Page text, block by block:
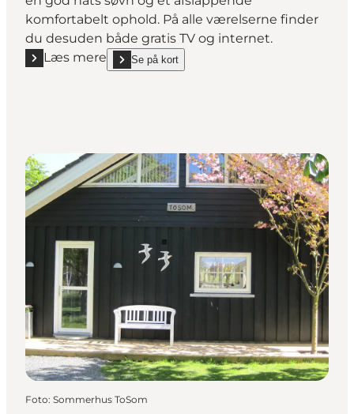
komfortabelt ophold. På alle værelserne finder
du desuden både gratis TV og internet.
Læs mere
Læs mere "Hvide Sande Hotel"
Se på kort
show Hvide Sande Hotel on_map
Foto: Sommerhus ToSom